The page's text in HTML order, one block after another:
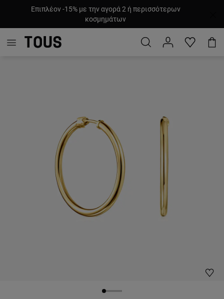
Επιπλέον -15% με την αγορά 2 ή περισσότερων
κοσμημάτων